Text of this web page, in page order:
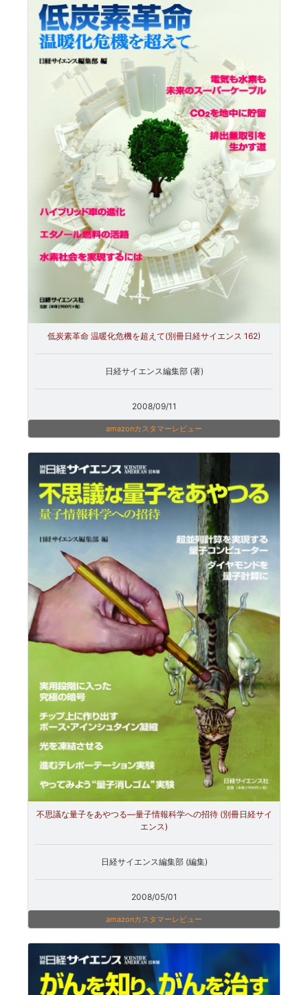
低炭素革命 温暖化危機を超えて(別冊日経サイエンス 162)
日経サイエンス編集部 (著)
2008/09/11
amazonカスタマーレビュー
不思議な量子をあやつる―量子情報科学への招待 (別冊日経サイ
エンス)
日経サイエンス編集部 (編集)
2008/05/01
amazonカスタマーレビュー